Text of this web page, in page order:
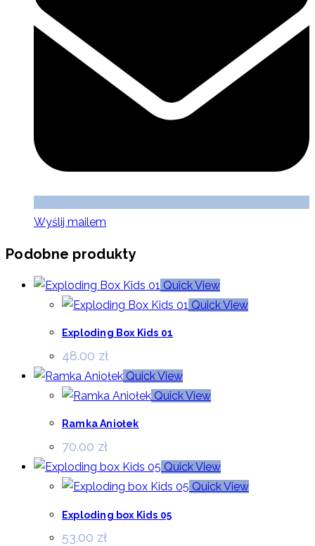
Wyślij mailem
Podobne produkty
Quick View
Quick View
Exploding Box Kids 01
48.00 zł
Quick View
Quick View
Ramka Aniołek
70.00 zł
Quick View
Quick View
Exploding box Kids 05
53.00 zł